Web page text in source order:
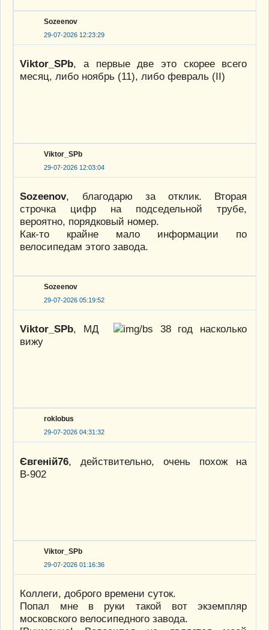
Sozeenov
29-07-2026 12:23:29
Viktor_SPb, а первые две это скорее всего
месяц, либо ноябрь (11), либо февраль (II)
Viktor_SPb
29-07-2026 12:03:04
Sozeenov, благодарю за отклик. Вторая
строчка цифр на подседельной трубе,
вероятно, порядковый номер.
Как-то крайне мало информации по
велосипедам этого завода.
Sozeenov
29-07-2026 05:19:52
Viktor_SPb, МД
38 год насколько
вижу
roklobus
29-07-2026 04:31:32
Євгеній76, действительно, очень похож на
В-902
Viktor_SPb
29-07-2026 01:16:36
Коллеги, доброго времени суток.
Попал мне в руки такой вот экземпляр
московского велосипедного завода.